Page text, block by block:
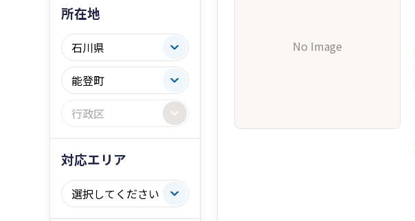
所在地
対応エリア
No Image